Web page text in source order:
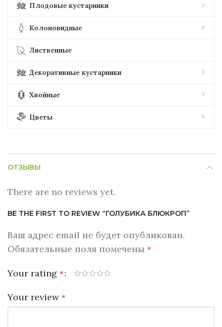
Плодовые кустарники
Колоновидные
Лиственные
Декоративные кустарники
Хвойные
Цветы
ОТЗЫВЫ
There are no reviews yet.
BE THE FIRST TO REVIEW “ГОЛУБИКА БЛЮКРОП”
Ваш адрес email не будет опубликован.
Обязательные поля помечены *
Your rating *
Your review *